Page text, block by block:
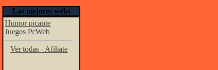
Las mejores webs
Humor picante
Juegos PcWeb
Ver todas - Afiliate